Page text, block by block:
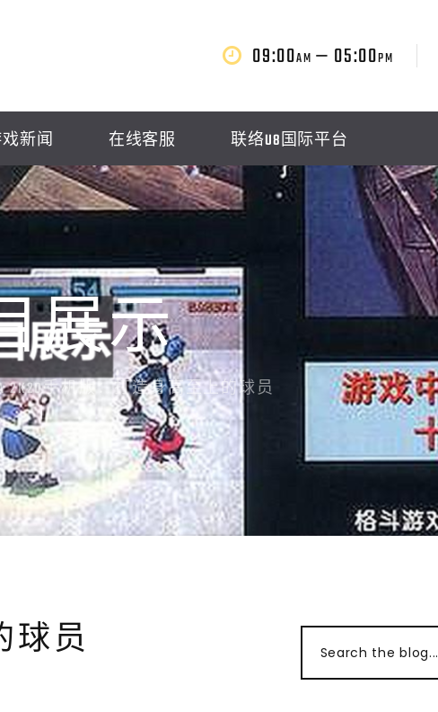
09:00AM — 05:00PM
新闻 在线客服 联络U8国际平台
展示
2K20手机版：打造身高至上的球员
球员 Search the blog...